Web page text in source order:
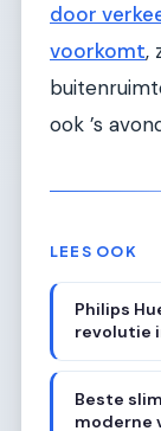
door
voorkomt,
ook ’s
LEES OOK
Philips
revolutie
Beste
moderne